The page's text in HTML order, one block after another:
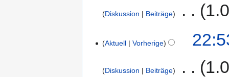
Diskussion Beiträge
Aktuell Vorherige
Diskussion Beiträge